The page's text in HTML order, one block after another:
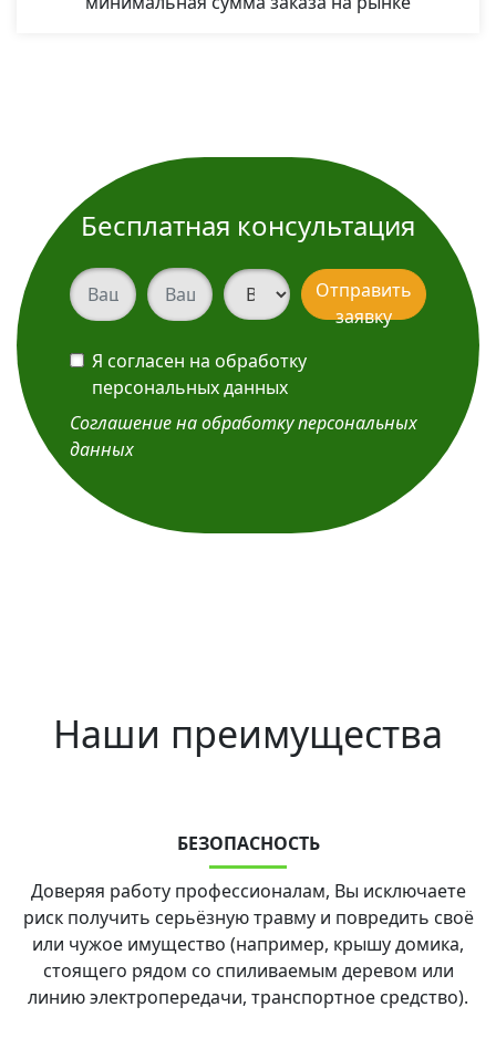
Бесплатная консультация
Ваш телефонВаш телефонВид услугиОтправить
заявку
Я согласен на обработку
персональных данных
Соглашение на обработку персональных
данных
Наши преимущества
БЕЗОПАСНОСТЬ
Доверяя работу профессионалам, Вы исключаете
риск получить серьёзную травму и повредить своё
или чужое имущество (например, крышу домика,
стоящего рядом со спиливаемым деревом или
линию электропередачи, транспортное средство).